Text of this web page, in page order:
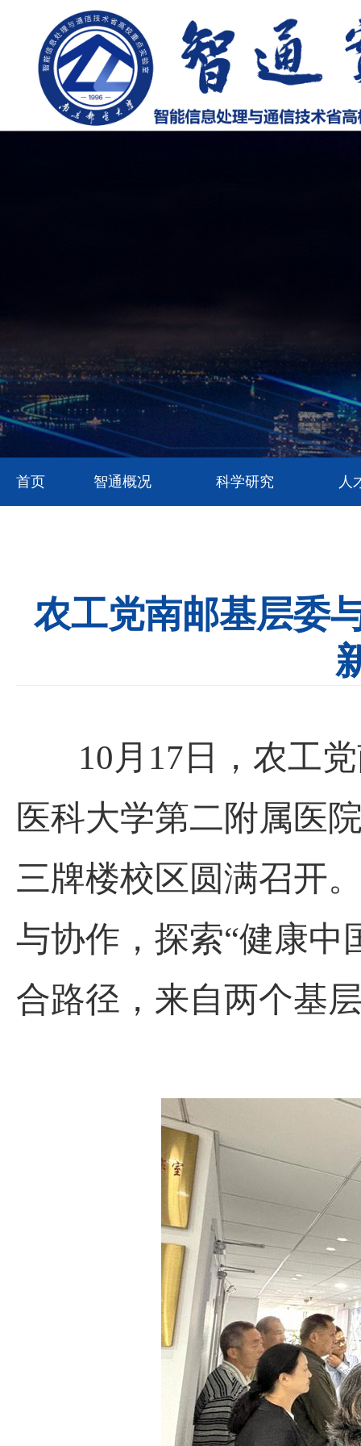
首页 智通概况 科学研究 人
农工党南邮基层委
10月17日，农工党
医科大学第二附属医
三牌楼校区圆满召开
与协作，探索“健康中
合路径，来自两个基